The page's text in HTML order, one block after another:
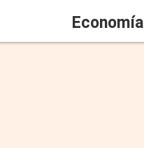
Economía